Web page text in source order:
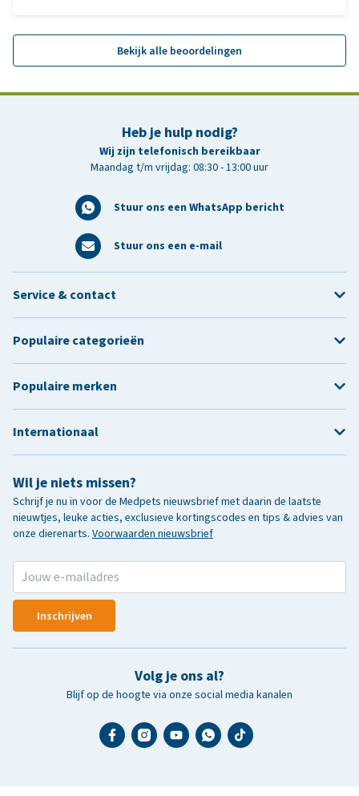
Bekijk alle beoordelingen
Heb je hulp nodig?
Wij zijn telefonisch bereikbaar
Maandag t/m vrijdag: 08:30 - 13:00 uur
Stuur ons een WhatsApp bericht
Stuur ons een e-mail
Wil je niets missen?
Schrijf je nu in voor de Medpets nieuwsbrief met daarin de laatste
nieuwtjes, leuke acties, exclusieve kortingscodes en tips & advies van
onze dierenarts. Voorwaarden nieuwsbrief
Inschrijven
Volg je ons al?
Blijf op de hoogte via onze social media kanalen
Service & contact
Populaire categorieën
Populaire merken
Internationaal